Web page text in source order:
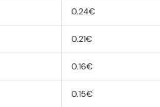
0.24€
0.21€
0.16€
0.15€